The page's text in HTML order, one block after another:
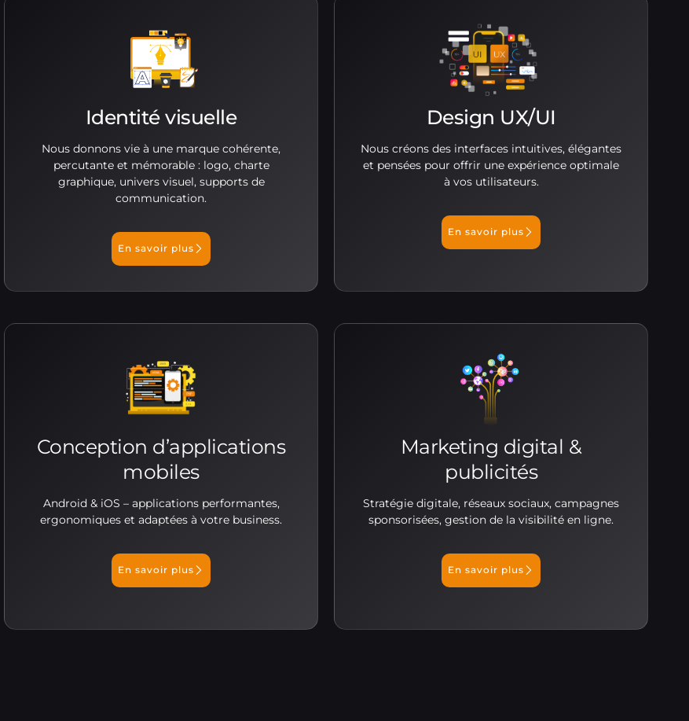
Identité visuelle
Nous donnons vie à une marque cohérente,
percutante et mémorable : logo, charte
graphique, univers visuel, supports de
communication.
En savoir plus
Design UX/UI
Nous créons des interfaces intuitives, élégantes
et pensées pour offrir une expérience optimale
à vos utilisateurs.
En savoir plus
Conception d’applications
mobiles
Android & iOS – applications performantes,
ergonomiques et adaptées à votre business.
En savoir plus
Marketing digital &
publicités
Stratégie digitale, réseaux sociaux, campagnes
sponsorisées, gestion de la visibilité en ligne.
En savoir plus